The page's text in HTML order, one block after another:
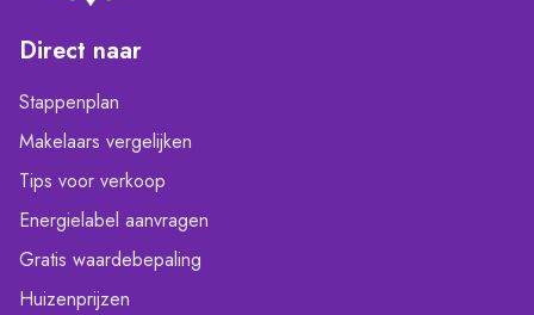
Direct naar
Stappenplan
Makelaars vergelijken
Tips voor verkoop
Energielabel aanvragen
Gratis waardebepaling
Huizenprijzen